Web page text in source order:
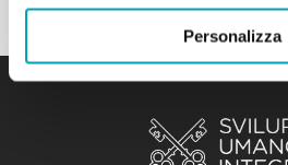
Personalizza